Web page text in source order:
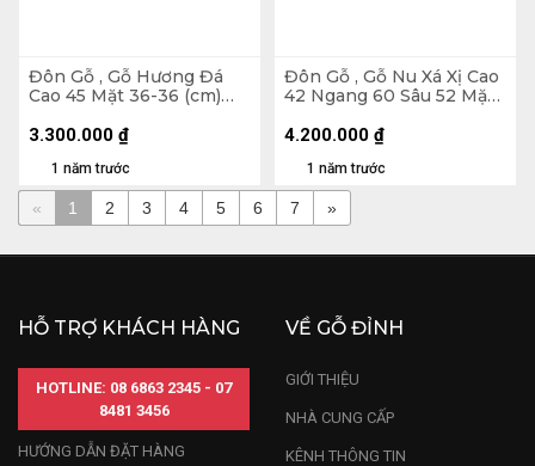
Đôn Gỗ , Gỗ Hương Đá
Cao 45 Mặt 36-36 (cm)
1 năm trước
3.300.000 ₫
Đôn Gỗ , Gỗ Nu Xá Xị Cao
42 Ngang 60 Sâu 52 Mặt
1 năm trước
4.200.000 ₫
« 1 2 3 4 5 6 7 »
HỖ TRỢ KHÁCH HÀNG
HOTLINE: 08 6863 2345 - 07
8481 3456
HƯỚNG DẪN ĐẶT HÀNG
VỀ GỖ ĐỈNH
GIỚI THIỆU
NHÀ CUNG CẤP
KÊNH THÔNG TIN